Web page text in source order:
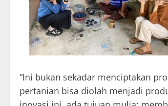
“Ini bukan sekadar menciptakan
pertanian bisa diolah menjadi